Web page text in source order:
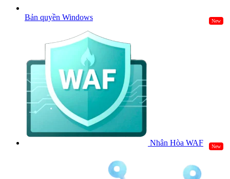
Bản quyền Windows New
Nhân Hòa WAF New